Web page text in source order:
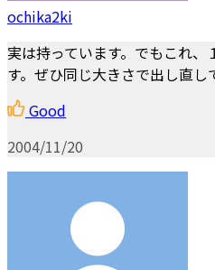
ochika2ki
実は持っています。でもこれ
す。ぜひ同じ大きさで出し直し
Good
2004/11/20